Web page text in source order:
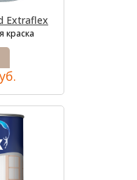
Extraflex
краска